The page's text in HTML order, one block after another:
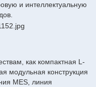
и интеллектуальную
как компактная L-
модульная конструкция
MES, линия